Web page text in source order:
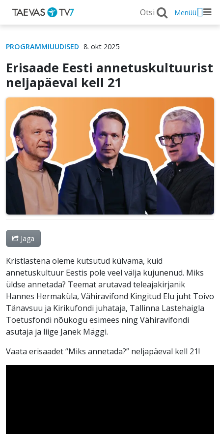
Menüü
PROGRAMMIUUDISED 8. okt 2025
Erisaade Eesti annetuskultuurist
neljapäeval kell 21
Jaga
Kristlastena oleme kutsutud külvama, kuid
annetuskultuur Eestis pole veel välja kujunenud. Miks
üldse annetada? Teemat arutavad teleajakirjanik
Hannes Hermaküla, Vähiravifond Kingitud Elu juht Toivo
Tänavsuu ja Kirikufondi juhataja, Tallinna Lastehaigla
Toetusfondi nõukogu esimees ning Vähiravifondi
asutaja ja liige Janek Mäggi.
Vaata erisaadet “Miks annetada?” neljapäeval kell 21!